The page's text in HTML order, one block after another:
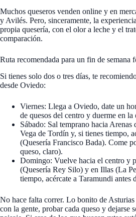
Muchos queseros venden online y en
y Avilés. Pero, sinceramente, la
propia quesería, con el olor a leche y el
comparación.
Ruta recomendada para un fin de semana
Si tienes solo dos o tres días, te
desde Oviedo:
Viernes: Llega a Oviedo, date un
de quesos del centro y duerme en la
Sábado: Sal temprano hacia Arenas
Vega de Tordín y, si tienes tiempo,
(Quesería Francisco Bada). Come
queso, claro).
Domingo: Vuelve hacia el centro y
(Quesería Rey Silo) y en Illas (La
tiempo, acércate a Taramundi antes
No hace falta correr. Lo bonito de
con la gente, probar cada queso y dejarse